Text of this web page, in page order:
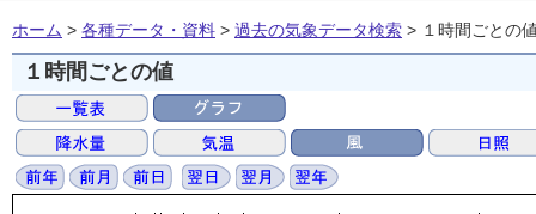
ホーム > 各種データ・資料 > 過去の気象データ検索 > １時間ごとの
１時間ごとの値